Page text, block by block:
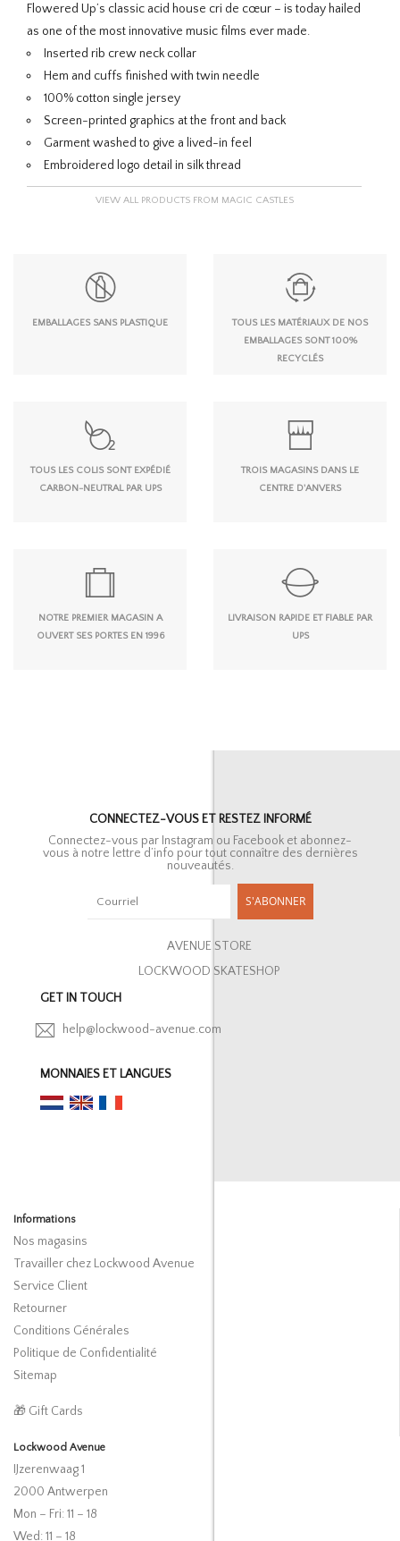
Flowered Up’s classic acid house cri de cœur – is today hailed
as one of the most innovative music films ever made.
Inserted rib crew neck collar
Hem and cuffs finished with twin needle
100% cotton single jersey
Screen-printed graphics at the front and back
Garment washed to give a lived-in feel
Embroidered logo detail in silk thread
VIEW ALL PRODUCTS FROM MAGIC CASTLES
EMBALLAGES SANS PLASTIQUE
TOUS LES MATÉRIAUX DE NOS
EMBALLAGES SONT 100%
RECYCLÉS
TOUS LES COLIS SONT EXPÉDIÉ
CARBON-NEUTRAL PAR UPS
TROIS MAGASINS DANS LE
CENTRE D'ANVERS
NOTRE PREMIER MAGASIN A
OUVERT SES PORTES EN 1996
LIVRAISON RAPIDE ET FIABLE PAR
UPS
CONNECTEZ-VOUS ET RESTEZ INFORMÉ
Connectez-vous par Instagram ou Facebook et abonnez-
vous à notre lettre d’info pour tout connaître des dernières
nouveautés.
S'ABONNER
AVENUE STORE
LOCKWOOD SKATESHOP
GET IN TOUCH
help@lockwood-avenue.com
MONNAIES ET LANGUES
Informations
Nos magasins
Travailler chez Lockwood Avenue
Service Client
Retourner
Conditions Générales
Politique de Confidentialité
Sitemap
🎁 Gift Cards
Lockwood Avenue
IJzerenwaag 1
2000 Antwerpen
Mon – Fri: 11 – 18
Wed: 11 – 18